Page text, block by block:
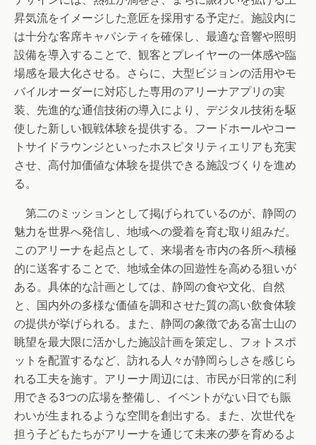
昇気流をイメージした意匠を採用する予定だ。施設内に
は十分な客席キャパシティを確保し、最適な音響や照明
設備を導入することで、観客とプレイヤーの一体感や臨
場感を最大化させる。さらに、大型ビジョンの活用やモ
バイルオーダーに対応した専用のアリーナアプリの実
装、先進的な通信技術の導入により、デジタル技術を駆
使した新しい観戦体験を提供する。フードホールやコー
トサイドラウンジといったホスピタリティエリアも充実
させ、高付加価値な体験を提供できる施設づくりを進め
る。
第二のミッションとして掲げられているのが、静岡の
魅力を世界へ発信し、地域への愛着を育む取り組みだ。
このアリーナを起点として、来場者を市内の各所へ積極
的に送客することで、地域全体の回遊性を高める狙いが
ある。具体的な計画としては、静岡の食や文化、自然
と、国内外の多様な価値を調和させた質の高い飲食体験
の提供が挙げられる。また、静岡の象徴である富士山の
眺望を最大限に活かした施設計画を策定し、フォトスポ
ットを配置するなど、訪れる人々が静岡らしさを感じら
れる工夫を施す。アリーナ周辺には、市民が日常的に利
用できる3つの広場を整備し、イベントがない日でも賑
わいが生まれるような空間を創出する。また、次世代を
担う子どもたちがアリーナを通じて未来の夢を育めるよ